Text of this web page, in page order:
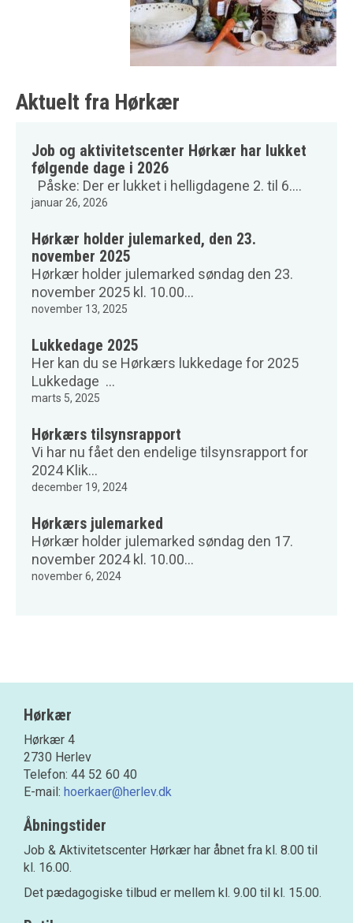
Aktuelt fra Hørkær
Job og aktivitetscenter Hørkær har lukket
følgende dage i 2026
Påske: Der er lukket i helligdagene 2. til 6....
januar 26, 2026
Hørkær holder julemarked, den 23.
november 2025
Hørkær holder julemarked søndag den 23.
november 2025 kl. 10.00...
november 13, 2025
Lukkedage 2025
Her kan du se Hørkærs lukkedage for 2025
Lukkedage ...
marts 5, 2025
Hørkærs tilsynsrapport
Vi har nu fået den endelige tilsynsrapport for
2024 Klik...
december 19, 2024
Hørkærs julemarked
Hørkær holder julemarked søndag den 17.
november 2024 kl. 10.00...
november 6, 2024
Hørkær
Hørkær 4
2730 Herlev
Telefon: 44 52 60 40
E-mail: hoerkaer@herlev.dk
Åbningstider
Job & Aktivitetscenter Hørkær har åbnet fra kl. 8.00 til
kl. 16.00.
Det pædagogiske tilbud er mellem kl. 9.00 til kl. 15.00.